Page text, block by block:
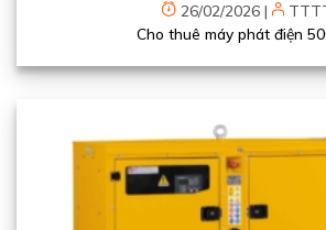
26/02/2026 |
Cho thuê máy phát điện